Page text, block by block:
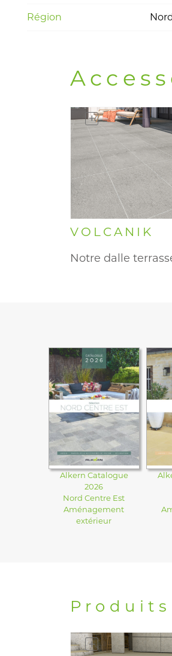
Région
VOLCANIK
Alkern Catalogue
2026
Nord Centre Est
Aménagement
extérieur